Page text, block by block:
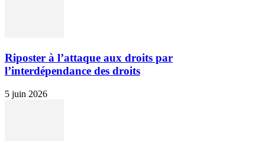
Riposter à l’attaque aux droits par
l’interdépendance des droits
5 juin 2026